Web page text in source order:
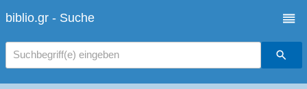
biblio.gr - Suche
Suchbegriff(e) eingeben